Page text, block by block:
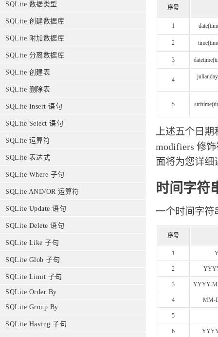
SQLite 数据类型
SQLite 创建数据库
SQLite 附加数据库
SQLite 分离数据库
SQLite 创建表
SQLite 删除表
SQLite Insert 语句
SQLite Select 语句
SQLite 运算符
SQLite 表达式
SQLite Where 子句
SQLite AND/OR 运算符
SQLite Update 语句
SQLite Delete 语句
SQLite Like 子句
SQLite Glob 子句
SQLite Limit 子句
SQLite Order By
SQLite Group By
SQLite Having 子句
序号
1
2
3
4
5
上述五个日
modifiers 修
面将为您详细
时间字符
一个时间字符
序号
1
2
3 YYYY-
4 MM-
5
6